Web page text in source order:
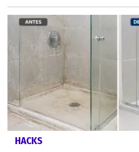
HACKS